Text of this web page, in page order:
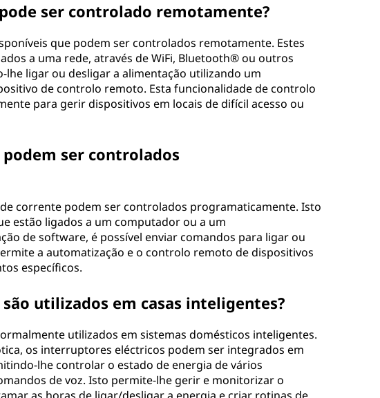
ser controlado remotamente?
que podem ser controlados remotamente. Estes
a uma rede, através de WiFi, Bluetooth® ou outros
ligar ou desligar a alimentação utilizando um
de controlo remoto. Esta funcionalidade de controlo
para gerir dispositivos em locais de difícil acesso ou
ser controlados
corrente podem ser controlados programaticamente. Isto
estão ligados a um computador ou a um
de software, é possível enviar comandos para ligar ou
a automatização e o controlo remoto de dispositivos
específicos.
utilizados em casas inteligentes?
utilizados em sistemas domésticos inteligentes.
os interruptores eléctricos podem ser integrados em
lhe controlar o estado de energia de vários
de voz. Isto permite-lhe gerir e monitorizar o